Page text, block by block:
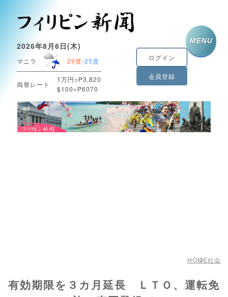
2026年8月6日(木)
マニラ 29度-25度
両替レート
1万円=P3,820
$100=P6070
ログイン
会員登録
MENU
HOME社会
有効期限を３カ月延長 ＬＴＯ、運転免